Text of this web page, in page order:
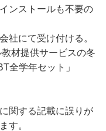
ンストールも不要の
社にて受け付ける。
材提供サービスの冬
全学年セット」
関する記載に誤りが
す。